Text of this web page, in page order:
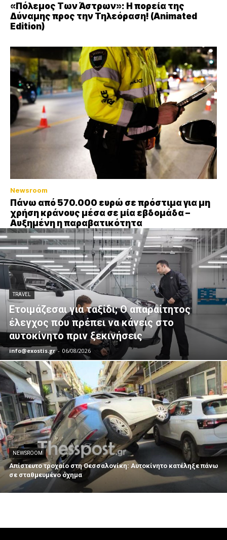
«Πόλεμος Των Άστρων»: Η πορεία της
Δύναμης προς την Τηλεόραση! (Animated
Edition)
Newsroom
Πάνω από 570.000 ευρώ σε πρόστιμα για μη
χρήση κράνους μέσα σε μία εβδομάδα –
Αυξημένη η παραβατικότητα
TRAVEL
Ετοιμάζεσαι για ταξίδι; Ο απαραίτητος
έλεγχος που πρέπει να κάνεις στο
αυτοκίνητο πριν ξεκινήσεις
info@exostis.gr - 06/08/2026
NEWSROOM
Απίστευτο τροχαίο στη Θεσσαλονίκη: Αυτοκίνητο κατέληξε πάνω
σε σταθμευμένο όχημα